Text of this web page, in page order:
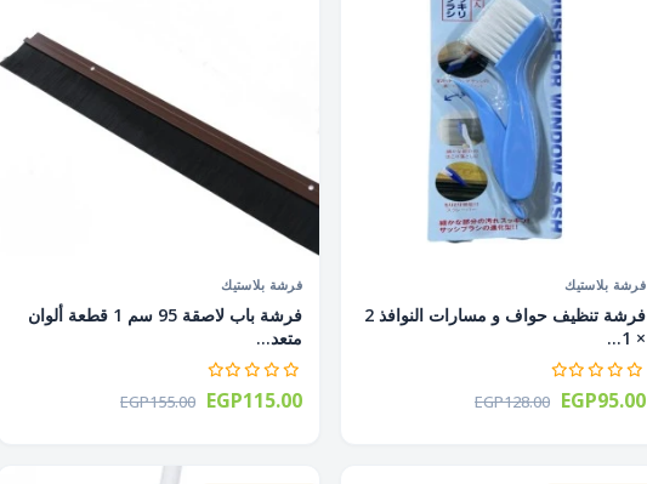
فرشة بلاستيك
فرشة تنظيف حواف و مسارات النوافذ 2
× 1...
EGP128.00 EGP95.00
فرشة بلاستيك
فرشة باب لاصقة 95 سم 1 قطعة ألوان
متعد...
EGP155.00 EGP115.00